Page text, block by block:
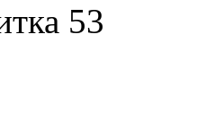
53